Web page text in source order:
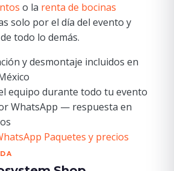
o la renta de bocinas
solo por el día del evento y
todo lo demás.
y desmontaje incluidos en
equipo durante todo tu evento
WhatsApp — respuesta en
Paquetes y precios